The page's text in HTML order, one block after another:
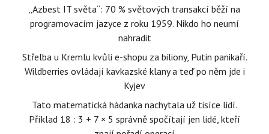
„Azbest IT světa“: 70 % světových transakcí běží na
programovacím jazyce z roku 1959. Nikdo ho neumí
nahradit
Střelba u Kremlu kvůli e-shopu za biliony, Putin panikaří.
Wildberries ovládají kavkazské klany a teď po něm jde i
Kyjev
Tato matematická hádanka nachytala už tisíce lidí.
Příklad 18 : 3 + 7 × 5 správně spočítají jen lidé, kteří